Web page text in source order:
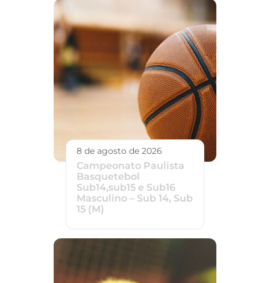
8 de agosto de 2026
Campeonato Paulista
Basquetebol
Sub14,sub15 e Sub16
Masculino – Sub 14, Sub
15 (M)